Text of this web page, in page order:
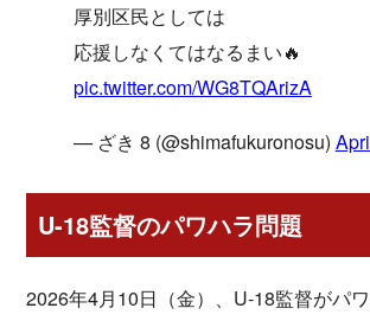
厚別区民としては
応援しなくてはなるまい🔥
pic.twitter.com/WG8TQArizA
— ざき 8 (@shimafukuronosu)
U-18監督のパワハラ問題
2026年4月10日（金）、U-18監督がパ